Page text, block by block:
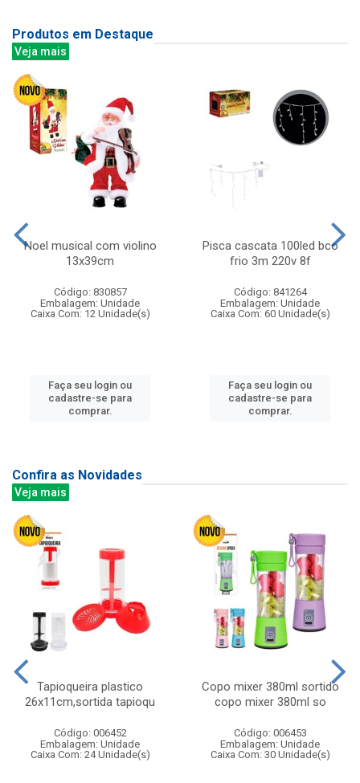
Produtos em Destaque
Veja mais
Noel musical com violino
13x39cm
Código: 830857
Embalagem: Unidade
Caixa Com: 12 Unidade(s)
Faça seu login ou
cadastre-se para
comprar.
Pisca cascata 100led bco
frio 3m 220v 8f
Código: 841264
Embalagem: Unidade
Caixa Com: 60 Unidade(s)
Faça seu login ou
cadastre-se para
comprar.
Confira as Novidades
Veja mais
Tapioqueira plastico
26x11cm,sortida tapioqu
Código: 006452
Embalagem: Unidade
Caixa Com: 24 Unidade(s)
Copo mixer 380ml sortido
copo mixer 380ml so
Código: 006453
Embalagem: Unidade
Caixa Com: 30 Unidade(s)